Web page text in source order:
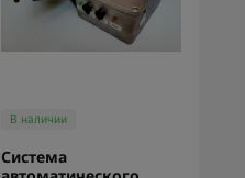
В наличии
Система